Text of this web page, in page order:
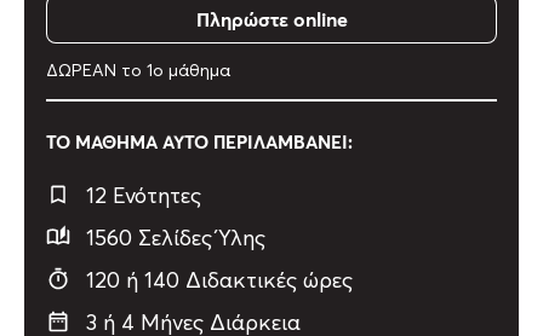
Πληρώστε online
ΔΩΡΕΑΝ τo 1o μάθημα
ΤΟ ΜΑΘΗΜΑ ΑΥΤΟ ΠΕΡΙΛΑΜΒΑΝΕΙ:
12 Ενότητες
1560 Σελίδες Ύλης
120 ή 140 Διδακτικές ώρες
3 ή 4 Μήνες Διάρκεια